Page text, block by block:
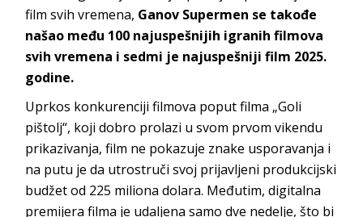
film svih vremena, Ganov Supermen se takođe
našao među 100 najuspešnijih igranih filmova
svih vremena i sedmi je najuspešniji film 2025.
godine.
Uprkos konkurenciji filmova poput filma „Goli
pištolj“, koji dobro prolazi u svom prvom vikendu
prikazivanja, film ne pokazuje znake usporavanja i
na putu je da utrostruči svoj prijavljeni produkcijski
budžet od 225 miliona dolara. Međutim, digitalna
premijera filma je udaljena samo dve nedelje, što bi